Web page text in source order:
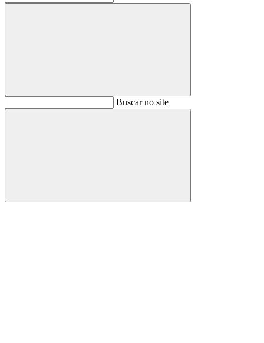
BuscarBuscar no site
Buscar